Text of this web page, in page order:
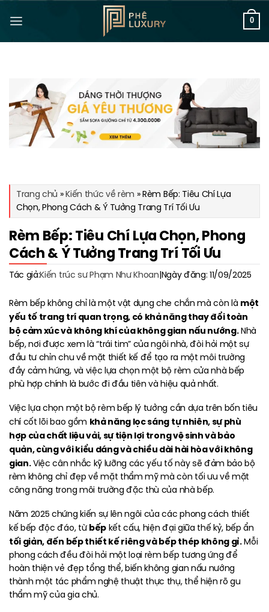
qua
0
Trang chủ »Kiến thức về rèm »Rèm Bếp: Tiêu Chí Lựa
Chọn, Phong Cách & Ý Tưởng Trang Trí Tối Ưu
Rèm Bếp: Tiêu Chí Lựa Chọn, Phong
Cách & Ý Tưởng Trang Trí Tối Ưu
Tác giả:Kiến trúc sư Phạm Như Khoan|Ngày đăng: 11/09/2025
Rèm bếp không chỉ là một vật dụng che chắn mà còn là một
yếu tố trang trí quan trọng, có khả năng thay đổi toàn
bộ cảm xúc và không khí của không gian nấu nướng.Nhà
bếp, nơi được xem là “trái tim” của ngôi nhà, đòi hỏi một sự
đầu tư chỉn chu về mặt thiết kế để tạo ra một môi trường
đầy cảm hứng, và việc lựa chọn một bộ rèm cửa nhà bếp
phù hợp chính là bước đi đầu tiên và hiệu quả nhất.
Việc lựa chọn một bộ rèm bếp lý tưởng cần dựa trên bốn tiêu
chí cốt lõi bao gồm khả năng lọc sáng tự nhiên, sự phù
hợp của chất liệu vải, sự tiện lợi trong vệ sinh và bảo
quản, cùng với kiểu dáng và chiều dài hài hòa với không
gian.Việc cân nhắc kỹ lưỡng các yếu tố này sẽ đảm bảo bộ
rèm không chỉ đẹp về mặt thẩm mỹ mà còn tối ưu về mặt
công năng trong môi trường đặc thù của nhà bếp.
Năm 2025 chứng kiến sự lên ngôi của các phong cách thiết
kế bếp độc đáo, từbếpkết cấu, hiện đại giữa thế kỷ, bếp ẩn
tối giản, đến bếp thiết kế riêng và bếp thép không gỉ.Mỗi
phong cách đều đòi hỏi một loại rèm bếp tương ứng để
hoàn thiện vẻ đẹp tổng thể, biến không gian nấu nướng
thành một tác phẩm nghệ thuật thực thụ, thể hiện rõ gu
thẩm mỹ của gia chủ.